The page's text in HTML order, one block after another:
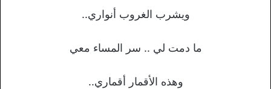
ويشرب الغروب أنواري..
ما دمت لي .. سر المساء معي
وهذه الأقمار أقماري..